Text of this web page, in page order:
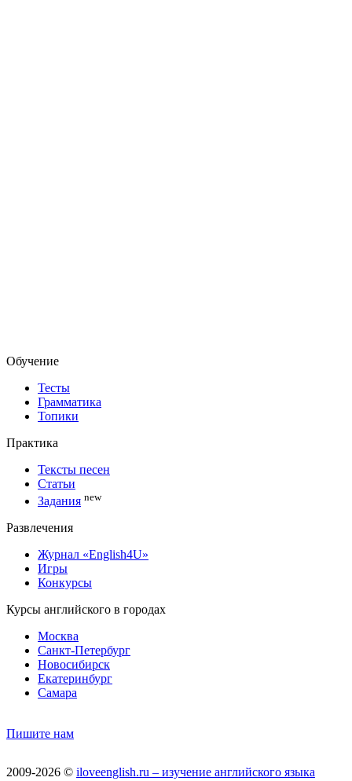
Обучение
Тесты
Грамматика
Топики
Практика
Тексты песен
Статьи
Задания new
Развлечения
Журнал «English4U»
Игры
Конкурсы
Курсы английского в городах
Москва
Санкт-Петербург
Новосибирск
Екатеринбург
Самара
Пишите нам
2009-2026 © iloveenglish.ru – изучение английского языка